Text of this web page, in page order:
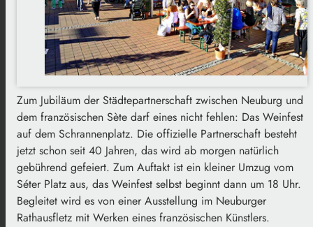
Zum Jubiläum der Städtepartnerschaft zwischen Neuburg und
dem französischen Sète darf eines nicht fehlen: Das Weinfest
auf dem Schrannenplatz. Die offizielle Partnerschaft besteht
jetzt schon seit 40 Jahren, das wird ab morgen natürlich
gebührend gefeiert. Zum Auftakt ist ein kleiner Umzug vom
Séter Platz aus, das Weinfest selbst beginnt dann um 18 Uhr.
Begleitet wird es von einer Ausstellung im Neuburger
Rathausfletz mit Werken eines französischen Künstlers.